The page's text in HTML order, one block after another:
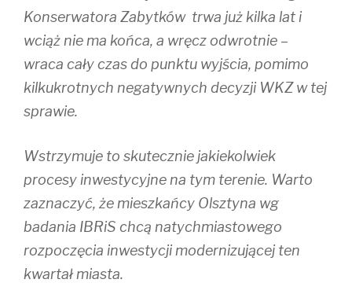
Konserwatora Zabytków trwa już kilka lat i
wciąż nie ma końca, a wręcz odwrotnie –
wraca cały czas do punktu wyjścia, pomimo
kilkukrotnych negatywnych decyzji WKZ w tej
sprawie.
Wstrzymuje to skutecznie jakiekolwiek
procesy inwestycyjne na tym terenie. Warto
zaznaczyć, że mieszkańcy Olsztyna wg
badania IBRiS chcą natychmiastowego
rozpoczęcia inwestycji modernizującej ten
kwartał miasta.